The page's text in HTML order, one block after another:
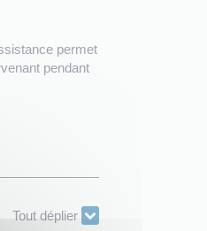
permet
pendant
Tout déplier